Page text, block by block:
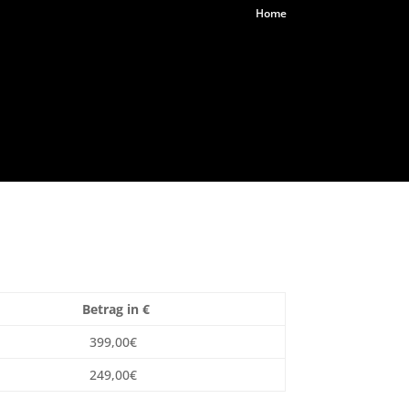
Home
Betrag in €
399,00€
249,00€